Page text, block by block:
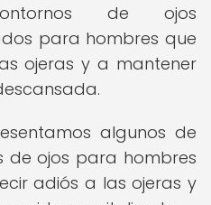
de ojos
para hombres que
ojeras y a mantener
algunos de
de ojos para hombres
adiós a las ojeras y